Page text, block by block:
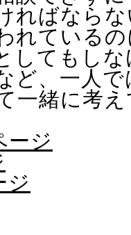
ればなら
れている
してもし
ど、一人
一緒に考
ージ
ジ